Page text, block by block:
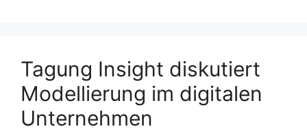
Tagung Insight diskutiert
Modellierung im digitalen
Unternehmen